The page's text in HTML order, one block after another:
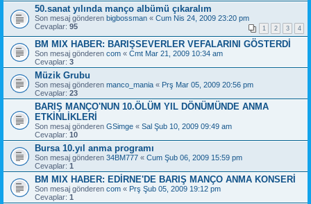
50.sanat yılında manço albümü çıkaralım
Son mesaj gönderen bigbossman « Cum Nis 24, 2009 23:20 pm
Cevaplar: 95 1 2 3 4
BM MIX HABER: BARIŞSEVERLER VEFALARINI GÖSTERDİ
Son mesaj gönderen com « Cmt Mar 21, 2009 10:34 am
Cevaplar: 3
Müzik Grubu
Son mesaj gönderen manco_mania « Prş Mar 05, 2009 20:56 pm
Cevaplar: 23
BARIŞ MANÇO'NUN 10.ÖLÜM YIL DÖNÜMÜNDE ANMA
ETKİNLİKLERİ
Son mesaj gönderen GSimge « Sal Şub 10, 2009 09:49 am
Cevaplar: 10
Bursa 10.yıl anma programı
Son mesaj gönderen 34BM777 « Cum Şub 06, 2009 15:59 pm
Cevaplar: 1
BM MIX HABER: EDİRNE'DE BARIŞ MANÇO ANMA KONSERİ
Son mesaj gönderen com « Prş Şub 05, 2009 19:12 pm
Cevaplar: 1